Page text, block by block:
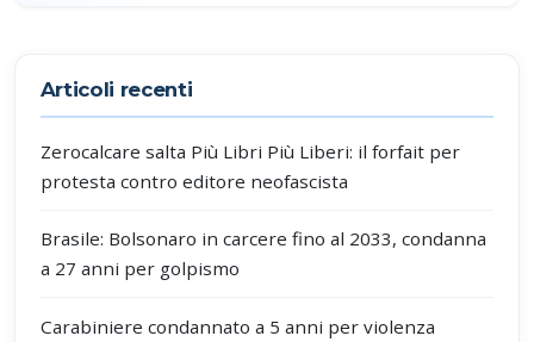
Articoli recenti
Zerocalcare salta Più Libri Più Liberi: il forfait per
protesta contro editore neofascista
Brasile: Bolsonaro in carcere fino al 2033, condanna
a 27 anni per golpismo
Carabiniere condannato a 5 anni per violenza